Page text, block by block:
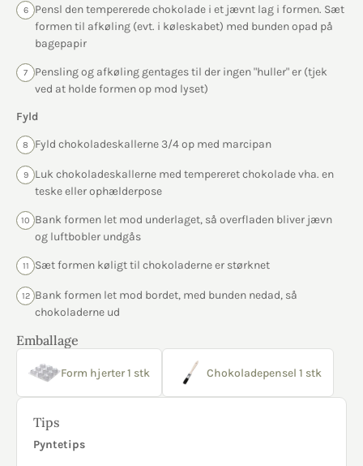
6
Pensl den tempererede chokolade i et jævnt lag i formen. Sæt
formen til afkøling (evt. i køleskabet) med bunden opad på
bagepapir
7
Pensling og afkøling gentages til der ingen "huller" er (tjek
ved at holde formen op mod lyset)
Fyld
8 Fyld chokoladeskallerne 3/4 op med marcipan
9
Luk chokoladeskallerne med tempereret chokolade vha. en
teske eller ophælderpose
10
Bank formen let mod underlaget, så overfladen bliver jævn
og luftbobler undgås
11 Sæt formen køligt til chokoladerne er størknet
12 Bank formen let mod bordet, med bunden nedad, så
chokoladerne ud
Emballage
Form hjerter 1 stk Chokoladepensel 1 stk
Tips
Pyntetips